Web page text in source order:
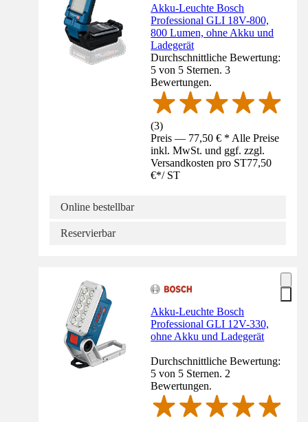
Akku-Leuchte Bosch
Professional GLI 18V-800,
800 Lumen, ohne Akku und
Ladegerät
Durchschnittliche Bewertung:
5 von 5 Sternen. 3
Bewertungen.
(3)
Preis — 77,50 € * Alle Preise
inkl. MwSt. und ggf. zzgl.
Versandkosten pro ST77,50
€*/ ST
Online bestellbar
Reservierbar
Akku-Leuchte Bosch
Professional GLI 12V-330,
ohne Akku und Ladegerät
Durchschnittliche Bewertung:
5 von 5 Sternen. 2
Bewertungen.